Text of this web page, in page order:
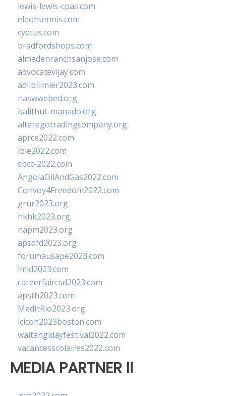
lewis-lewis-cpas.com
eleontennis.com
cyetus.com
bradfordshops.com
almadenranchsanjose.com
advocatevijay.com
adlibilimler2023.com
naswwebed.org
balithut-manado.org
alteregotradingcompany.org
aprce2022.com
ibie2022.com
sbcc-2022.com
AngolaOilAndGas2022.com
Convoy4Freedom2022.com
grur2023.org
hkhk2023.org
napm2023.org
apsdfd2023.org
forumausape2023.com
imkl2023.com
careerfaircsd2023.com
apsth2023.com
MedItRio2023.org
lcicon2023boston.com
waitangidayfestival2022.com
vacancesscolaires2022.com
MEDIA PARTNER II